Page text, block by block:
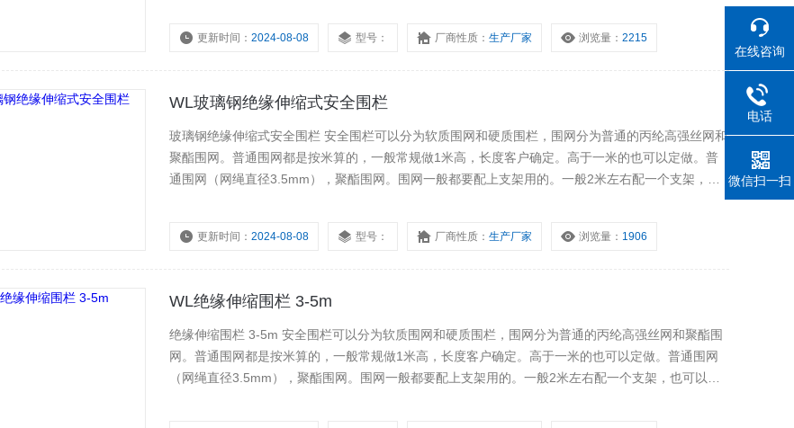
更新时间：2024-08-08 型号： 厂商性质：生产厂家 浏览量：2215
WL玻璃钢绝缘伸缩式安全围栏
玻璃钢绝缘伸缩式安全围栏 安全围栏可以分为软质围网和硬质围栏，围网分为普通的丙纶高强丝网和
聚酯围网。普通围网都是按米算的，一般常规做1米高，长度客户确定。高于一米的也可以定做。普
通围网（网绳直径3.5mm），聚酯围网。围网一般都要配上支架用的。一般2米左右配一个支架，也
更新时间：2024-08-08 型号： 厂商性质：生产厂家 浏览量： 1906
WL绝缘伸缩围栏 3-5m
绝缘伸缩围栏 3-5m 安全围栏可以分为软质围网和硬质围栏，围网分为普通的丙纶高强丝网和聚酯围
网。普通围网都是按米算的，一般常规做1米高，长度客户确定。高于一米的也可以定做。普通围网
（网绳直径3.5mm），聚酯围网。围网一般都要配上支架用的。一般2米左右配一个支架，也可以再
在线咨询
电话
微信扫一扫